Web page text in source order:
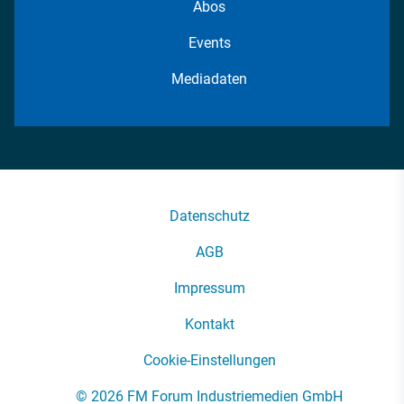
Abos
Events
Mediadaten
Datenschutz
AGB
Impressum
Kontakt
Cookie-Einstellungen
© 2026 FM Forum Industriemedien GmbH